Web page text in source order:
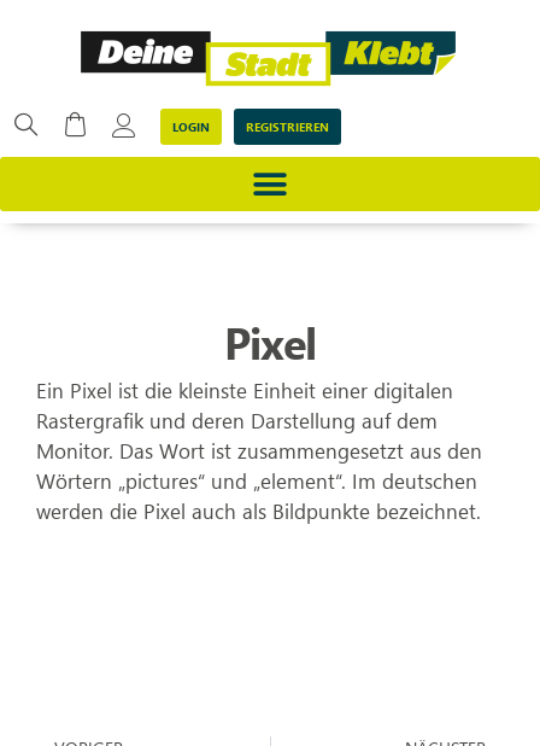
LOGIN REGISTRIEREN
Pixel
Ein Pixel ist die kleinste Einheit einer digitalen
Rastergrafik und deren Darstellung auf dem
Monitor. Das Wort ist zusammengesetzt aus den
Wörtern „pictures“ und „element“. Im deutschen
werden die Pixel auch als Bildpunkte bezeichnet.